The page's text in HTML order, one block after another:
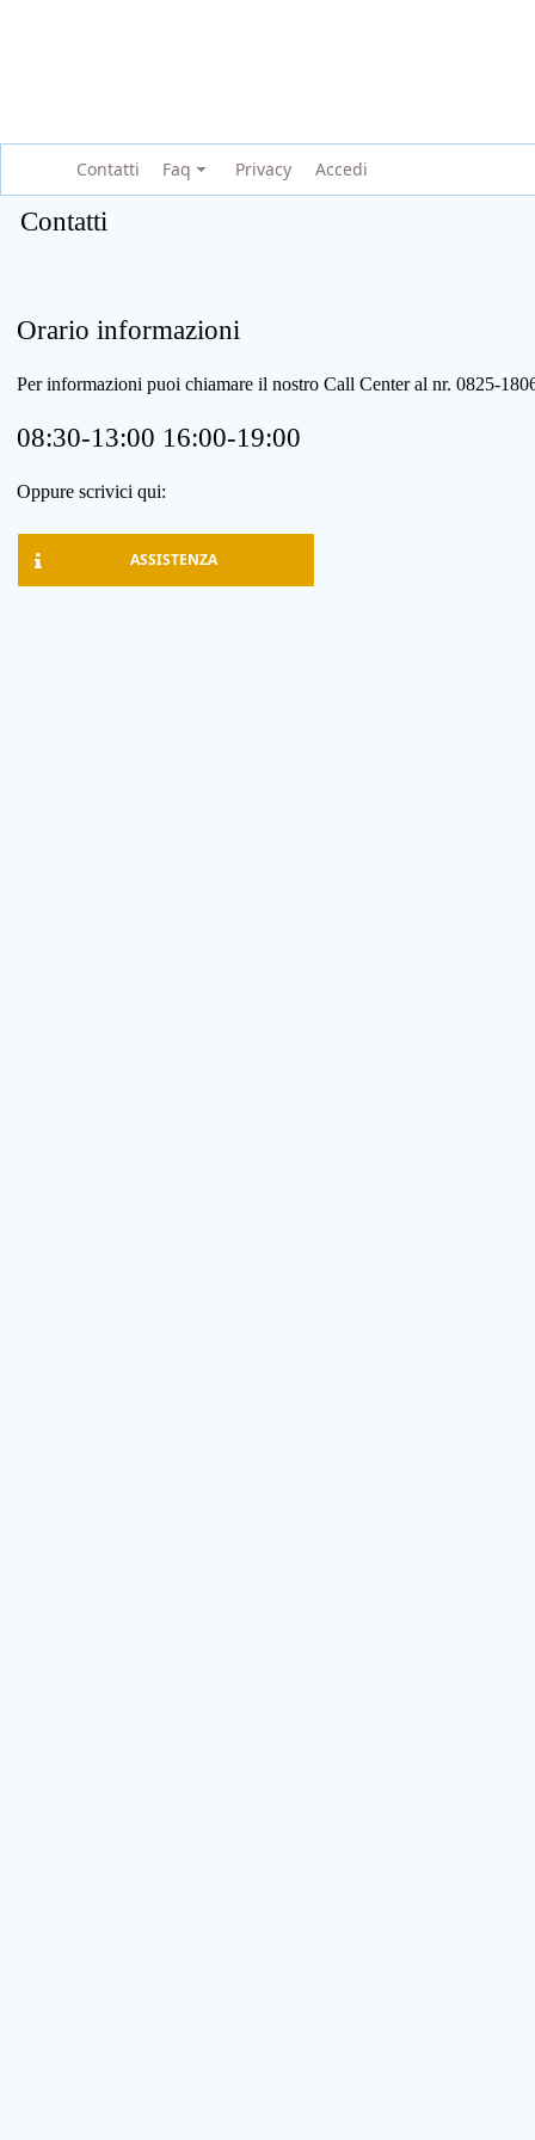
Contatti Faq Privacy Accedi
Contatti
Orario informazioni
Per informazioni puoi chiamare il nostro Call Center al nr. 0825-
08:30-13:00 16:00-19:00
Oppure scrivici qui:
ASSISTENZA